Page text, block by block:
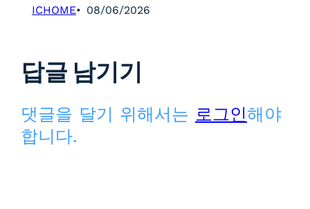
ICHOME 08/06/2026
답글 남기기
댓글을 달기 위해서는 로그인해야
합니다.